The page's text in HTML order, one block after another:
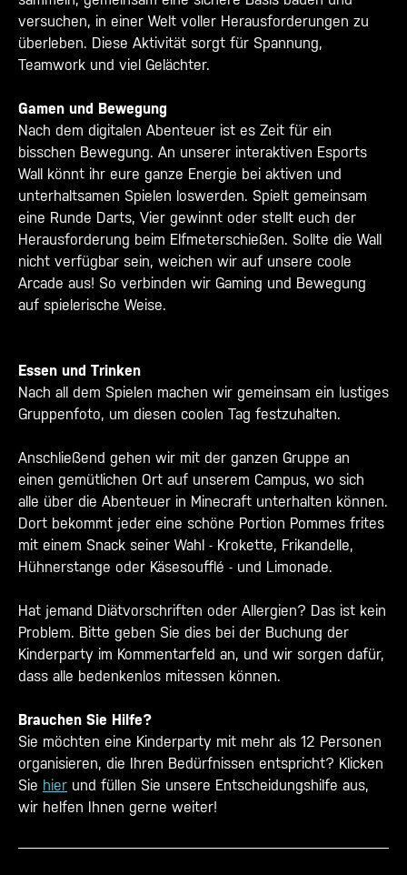
versuchen, in einer Welt voller Herausforderungen zu
überleben. Diese Aktivität sorgt für Spannung,
Teamwork und viel Gelächter.
Gamen und Bewegung
Nach dem digitalen Abenteuer ist es Zeit für ein
bisschen Bewegung. An unserer interaktiven Esports
Wall könnt ihr eure ganze Energie bei aktiven und
unterhaltsamen Spielen loswerden. Spielt gemeinsam
eine Runde Darts, Vier gewinnt oder stellt euch der
Herausforderung beim Elfmeterschießen. Sollte die Wall
nicht verfügbar sein, weichen wir auf unsere coole
Arcade aus! So verbinden wir Gaming und Bewegung
auf spielerische Weise.
Essen und Trinken
Nach all dem Spielen machen wir gemeinsam ein lustiges
Gruppenfoto, um diesen coolen Tag festzuhalten.
Anschließend gehen wir mit der ganzen Gruppe an
einen gemütlichen Ort auf unserem Campus, wo sich
alle über die Abenteuer in Minecraft unterhalten können.
Dort bekommt jeder eine schöne Portion Pommes frites
mit einem Snack seiner Wahl - Krokette, Frikandelle,
Hühnerstange oder Käsesoufflé - und Limonade.
Hat jemand Diätvorschriften oder Allergien? Das ist kein
Problem. Bitte geben Sie dies bei der Buchung der
Kinderparty im Kommentarfeld an, und wir sorgen dafür,
dass alle bedenkenlos mitessen können.
Brauchen Sie Hilfe?
Sie möchten eine Kinderparty mit mehr als 12 Personen
organisieren, die Ihren Bedürfnissen entspricht? Klicken
Sie hier und füllen Sie unsere Entscheidungshilfe aus,
wir helfen Ihnen gerne weiter!